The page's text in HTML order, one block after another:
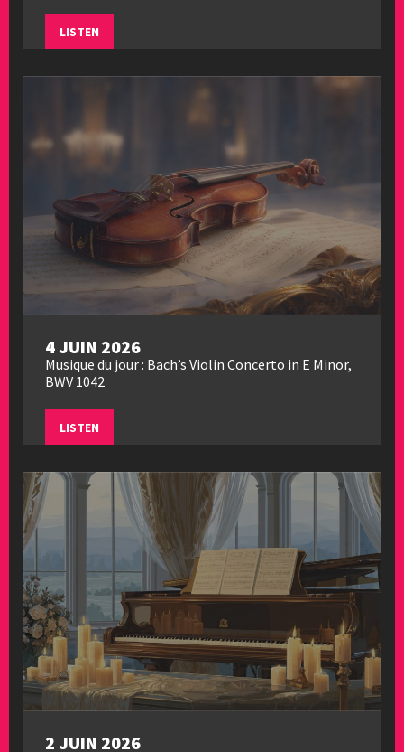
LISTEN
4 JUIN 2026
Musique du jour : Bach’s Violin Concerto in E Minor,
BWV 1042
LISTEN
2 JUIN 2026